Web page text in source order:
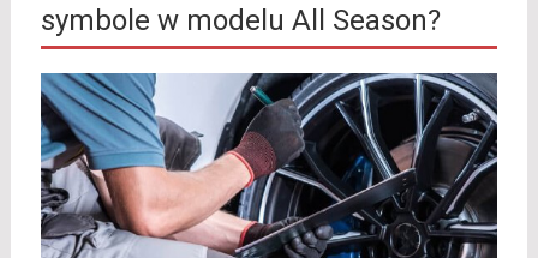
symbole w modelu All Season?